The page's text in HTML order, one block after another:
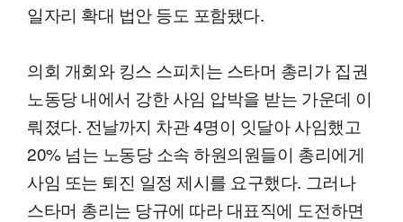
일자리 확대 법안 등도 포함됐다.
의회 개회와 킹스 스피치는 스타머 총리가 집권
노동당 내에서 강한 사임 압박을 받는 가운데 이
뤄졌다. 전날까지 차관 4명이 잇달아 사임했고
20% 넘는 노동당 소속 하원의원들이 총리에게
사임 또는 퇴진 일정 제시를 요구했다. 그러나
스타머 총리는 당규에 따라 대표직에 도전하면